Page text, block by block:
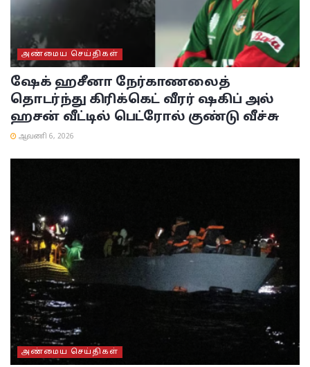
அண்மைய செய்திகள்
ஷேக் ஹசீனா நேர்காணலைத்
தொடர்ந்து கிரிக்கெட் வீரர் ஷகிப் அல்
ஹசன் வீட்டில் பெட்ரோல் குண்டு வீச்சு
ஆவணி 6, 2026
அண்மைய செய்திகள்